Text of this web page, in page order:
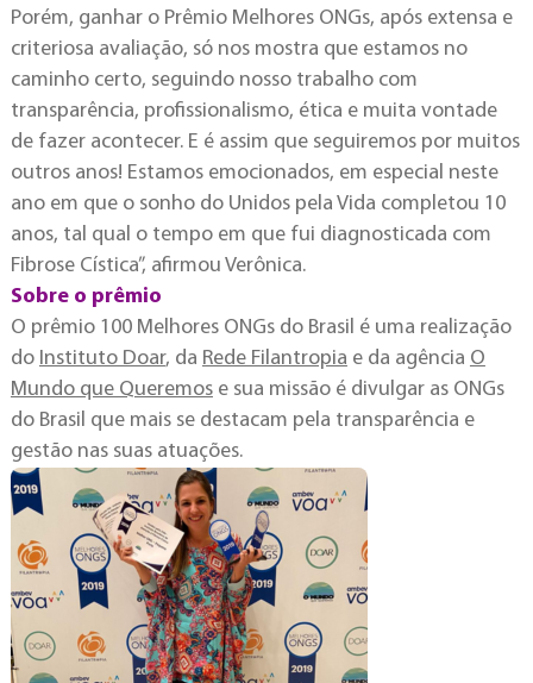
Porém, ganhar o Prêmio Melhores ONGs, após extensa e
criteriosa avaliação, só nos mostra que estamos no
caminho certo, seguindo nosso trabalho com
transparência, profissionalismo, ética e muita vontade
de fazer acontecer. E é assim que seguiremos por muitos
outros anos! Estamos emocionados, em especial neste
ano em que o sonho do Unidos pela Vida completou 10
anos, tal qual o tempo em que fui diagnosticada com
Fibrose Cística”, afirmou Verônica.
Sobre o prêmio
O prêmio 100 Melhores ONGs do Brasil é uma realização
do Instituto Doar, da Rede Filantropia e da agência O
Mundo que Queremose sua missão é divulgar as ONGs
do Brasil que mais se destacam pela transparência e
gestão nas suas atuações.